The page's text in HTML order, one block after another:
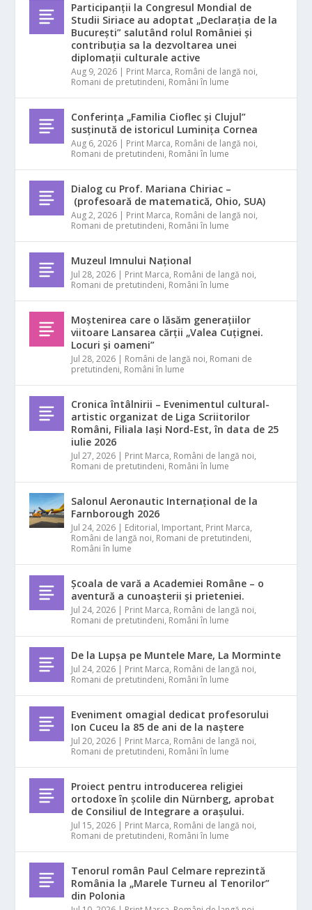
Participanții la Congresul Mondial de
Studii Siriace au adoptat „Declarația de la
București” salutând rolul României și
contribuția sa la dezvoltarea unei
diplomații culturale active
Aug 9, 2026 | Print Marca, Români de langă noi,
Romani de pretutindeni, Români în lume
Conferința „Familia Cioflec și Clujul”
susținută de istoricul Luminița Cornea
Aug 6, 2026 | Print Marca, Români de langă noi,
Romani de pretutindeni, Români în lume
Dialog cu Prof. Mariana Chiriac –
(profesoară de matematică, Ohio, SUA)
Aug 2, 2026 | Print Marca, Români de langă noi,
Romani de pretutindeni, Români în lume
Muzeul Imnului Național
Jul 28, 2026 | Print Marca, Români de langă noi,
Romani de pretutindeni, Români în lume
Moștenirea care o lăsăm generațiilor
viitoare Lansarea cărții „Valea Cuțignei.
Locuri și oameni”
Jul 28, 2026 | Români de langă noi, Romani de
pretutindeni, Români în lume
Cronica întâlnirii – Evenimentul cultural-
artistic organizat de Liga Scriitorilor
Români, Filiala Iași Nord-Est, în data de 25
iulie 2026
Jul 27, 2026 | Print Marca, Români de langă noi,
Romani de pretutindeni, Români în lume
Salonul Aeronautic Internațional de la
Farnborough 2026
Jul 24, 2026 | Editorial, Important, Print Marca,
Români de langă noi, Romani de pretutindeni,
Români în lume
Școala de vară a Academiei Române – o
aventură a cunoașterii și prieteniei.
Jul 24, 2026 | Print Marca, Români de langă noi,
Romani de pretutindeni, Români în lume
De la Lupșa pe Muntele Mare, La Morminte
Jul 24, 2026 | Print Marca, Români de langă noi,
Romani de pretutindeni, Români în lume
Eveniment omagial dedicat profesorului
Ion Cuceu la 85 de ani de la naștere
Jul 20, 2026 | Print Marca, Români de langă noi,
Romani de pretutindeni, Români în lume
Proiect pentru introducerea religiei
ortodoxe în școlile din Nürnberg, aprobat
de Consiliul de Integrare a orașului.
Jul 15, 2026 | Print Marca, Români de langă noi,
Romani de pretutindeni, Români în lume
Tenorul român Paul Celmare reprezintă
România la „Marele Turneu al Tenorilor”
din Polonia